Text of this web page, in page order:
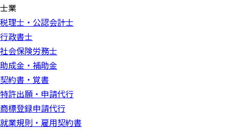
士業
税理士・公認会計士
行政書士
社会保険労務士
助成金・補助金
契約書・覚書
特許出願・申請代行
商標登録申請代行
就業規則・雇用契約書